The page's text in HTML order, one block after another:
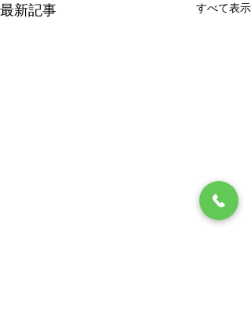
最新記事 すべて表示